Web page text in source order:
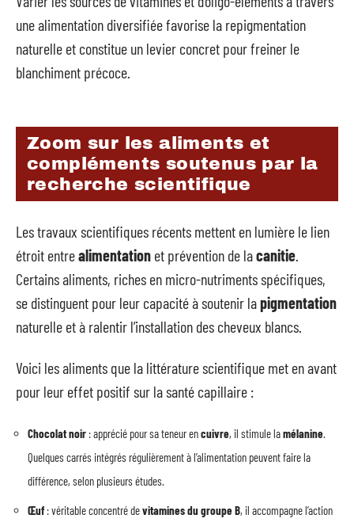
une alimentation diversifiée favorise la repigmentation
naturelle et constitue un levier concret pour freiner le
blanchiment précoce.
Zoom sur les aliments et
compléments soutenus par la
recherche scientifique
Les travaux scientifiques récents mettent en lumière le lien
étroit entrealimentation et prévention de lacanitie
Certains aliments, riches en micro-nutriments spécifiques,
se distinguent pour leur capacité à soutenir lapigmentation
naturelle et à ralentir l’installation des cheveux blancs.
Voici les aliments que la littérature scientifique met en avant
pour leur effet positif sur la santé capillaire :
Chocolat noir : apprécié pour sa teneur encuivre, il stimule lamélanine
Quelques carrés intégrés régulièrement à l’alimentation peuvent faire la
différence, selon plusieurs études.
Œuf: véritable concentré devitamines du groupe B, il accompagne l’action